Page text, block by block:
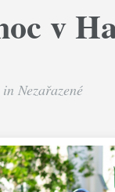
v
in Nezařazené